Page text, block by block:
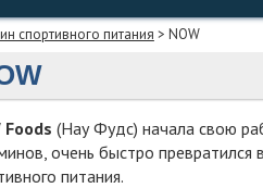
спортивного питания > NOW
Foods (Нау Фудс) начала свою
очень быстро
питания.